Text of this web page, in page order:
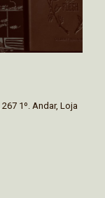
1º. Andar, Loja